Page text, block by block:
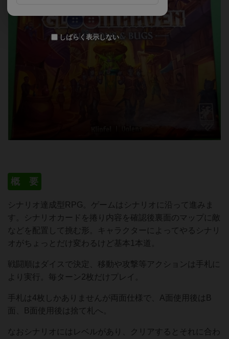
概 要
シナリオ達成型RPG。ゲームはシナリオに沿って進みま
す。シナリオカードを捲り内容を確認後裏面のマップに敵
などを配置して挑む形。キャラクターによってやるシナリ
オがちょっとだけ変わるけど基本1本道。
戦闘順はダイスで決定、移動や攻撃等アクションは手札に
より実行。毎ターン2枚だけプレイ。
手札は4枚しかありませんが両面仕様で、A面使用後はB
面、B面使用後は捨て札へ。
なおシナリオにはレベルがあり、クリアするとそれに合わ
しばらく表示しない